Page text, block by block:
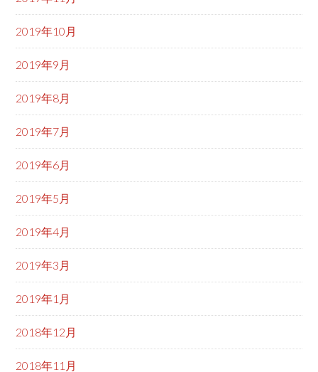
2019年10月
2019年9月
2019年8月
2019年7月
2019年6月
2019年5月
2019年4月
2019年3月
2019年1月
2018年12月
2018年11月